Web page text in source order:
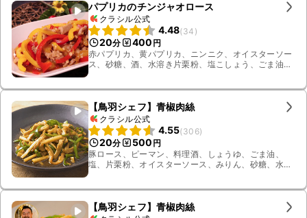
パプリカのチンジャオロース
クラシル公式
4.48(34 )
20分 400 円
赤パプリカ、黄パプリカ、ニンニク、オイスターソー
ス、砂糖、酒、水溶き片栗粉、塩こしょう、ごま油、
【鳥羽シェフ】青椒肉絲
クラシル公式
4.55(306)
20分 500 円
豚ロース、ピーマン、料理酒、しょうゆ、ごま油、
塩、片栗粉、オイスターソース、みりん、砂糖、水、
【鳥羽シェフ】青椒肉絲